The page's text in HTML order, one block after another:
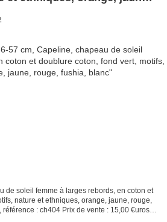
de soleil femme à larges rebords, en coton et
nature et ethniques, orange, jaune, rouge,
: ch404 Prix de vente : 15,00 €uros